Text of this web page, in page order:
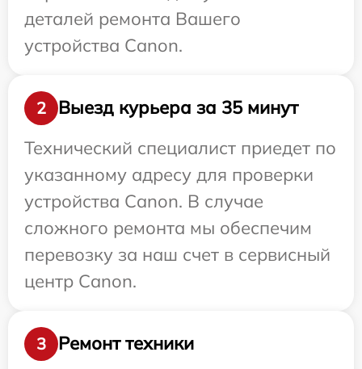
деталей ремонта Вашего
устройства Canon.
2
Выезд курьера за 35 минут
Технический специалист приедет по
указанному адресу для проверки
устройства Canon. В случае
сложного ремонта мы обеспечим
перевозку за наш счет в сервисный
центр Canon.
3 Ремонт техники